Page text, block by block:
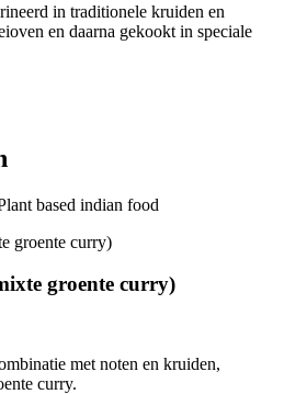
in traditionele kruiden en
en daarna gekookt in speciale
based indian food
groente curry)
met noten en kruiden,
curry.